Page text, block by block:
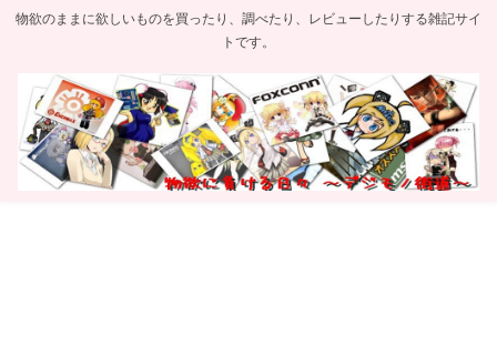
物欲のままに欲しいものを買ったり、調べたり、レビューしたりする雑記サイ
トです。